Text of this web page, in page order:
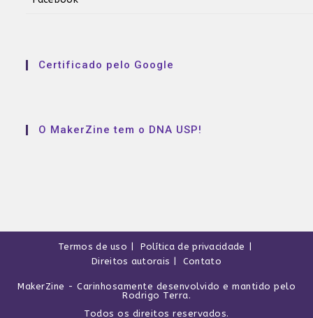
Certificado pelo Google
O MakerZine tem o DNA USP!
Termos de uso
Política de privacidade
Direitos autorais
Contato
MakerZine - Carinhosamente desenvolvido e mantido pelo
Rodrigo Terra.
Todos os direitos reservados.